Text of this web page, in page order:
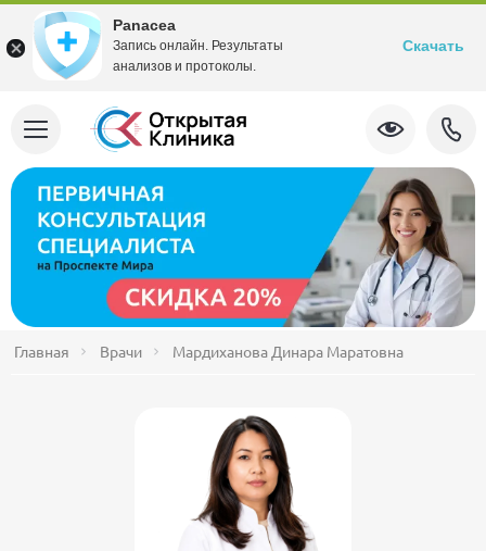
Главная Врачи Мардиханова Динара Маратовна
Panacea
Запись онлайн. Результаты
анализов и протоколы.
Скачать